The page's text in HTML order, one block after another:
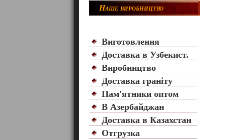
Наше виробництво
Виготовлення
Доставка в Узбекист.
Виробництво
Доставка граніту
Пам'ятники оптом
В Азербайджан
Доставка в Казахстан
Отгрузка